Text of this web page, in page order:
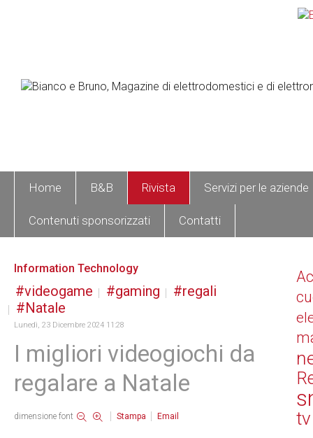
Home B&B Rivista Servizi per le aziende
Contenuti sponsorizzati Contatti
Information Technology
videogame gaming
regali
Natale
Lunedì, 23 Dicembre 2024 11:28
I migliori videogiochi da
regalare a Natale
dimensione font Stampa Email tv